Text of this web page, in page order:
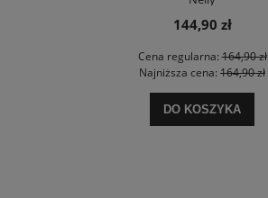
144,90 zł
Cena regularna:164,90 zł
Najniższa cena: 164,90 zł
DO KOSZYKA